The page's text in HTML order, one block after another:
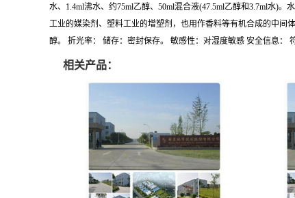
水、1.4ml沸水、约75ml乙醇、50ml混合液(47.5ml乙醇和3.7ml水)
工业的媒染剂、塑料工业的增塑剂，也用作香料等有机合成的中间
醇。 折光率： 储存：密封保存。 敏感性：对湿度敏感 安全信息：
相关产品：